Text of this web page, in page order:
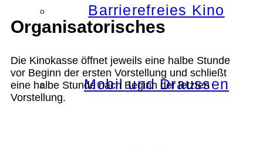
Barrierefreies Kino
Mobil und Draussen
Organisatorisches
Die Kinokasse öffnet jeweils eine halbe Stunde
vor Beginn der ersten Vorstellung und schließt
eine halbe Stunde nach Beginn der letzten
Vorstellung.